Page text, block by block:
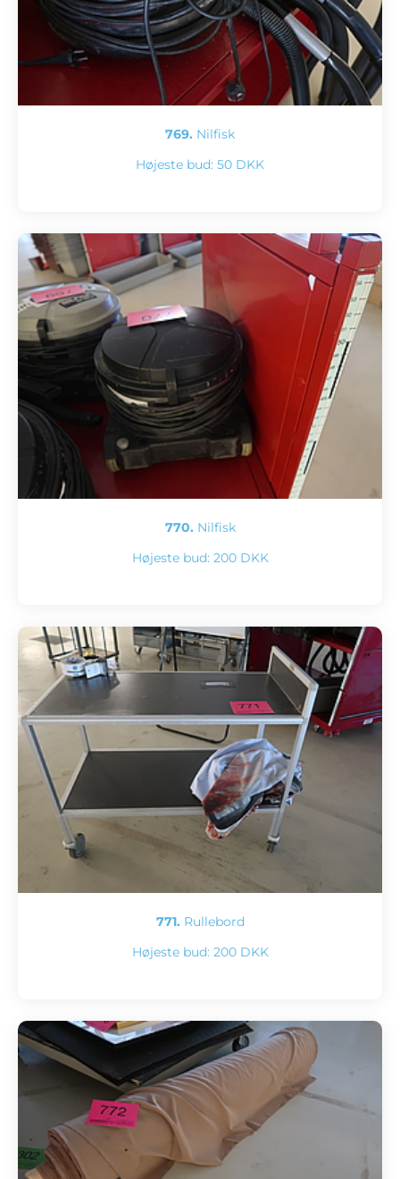
769. Nilfisk
Højeste bud: 50 DKK
770. Nilfisk
Højeste bud: 200 DKK
771. Rullebord
Højeste bud: 200 DKK